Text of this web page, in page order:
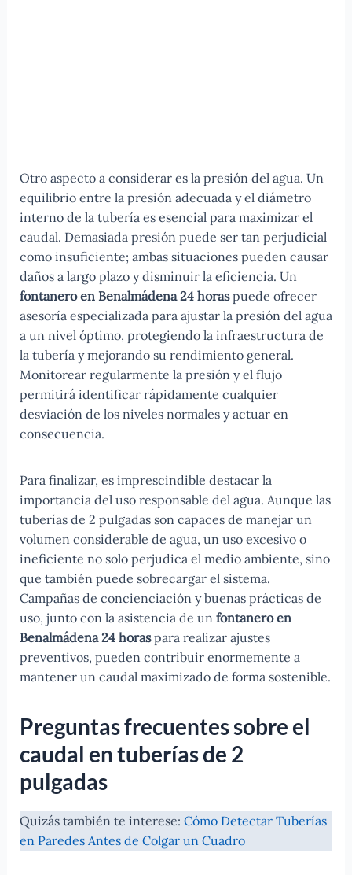
Otro aspecto a considerar es la presión del agua. Un
equilibrio entre la presión adecuada y el diámetro
interno de la tubería es esencial para maximizar el
caudal. Demasiada presión puede ser tan perjudicial
como insuficiente; ambas situaciones pueden causar
daños a largo plazo y disminuir la eficiencia. Un
fontanero en Benalmádena 24 horaspuede ofrecer
asesoría especializada para ajustar la presión del agua
a un nivel óptimo, protegiendo la infraestructura de
la tubería y mejorando su rendimiento general.
Monitorear regularmente la presión y el flujo
permitirá identificar rápidamente cualquier
desviación de los niveles normales y actuar en
consecuencia.
Para finalizar, es imprescindible destacar la
importancia del uso responsable del agua. Aunque las
tuberías de 2 pulgadas son capaces de manejar un
volumen considerable de agua, un uso excesivo o
ineficiente no solo perjudica el medio ambiente, sino
que también puede sobrecargar el sistema.
Campañas de concienciación y buenas prácticas de
uso, junto con la asistencia de un fontanero en
Benalmádena 24 horaspara realizar ajustes
preventivos, pueden contribuir enormemente a
mantener un caudal maximizado de forma sostenible.
Preguntas frecuentes sobre el
caudal en tuberías de 2
pulgadas
Quizás también te interese: Cómo Detectar Tuberías
en Paredes Antes de Colgar un Cuadro